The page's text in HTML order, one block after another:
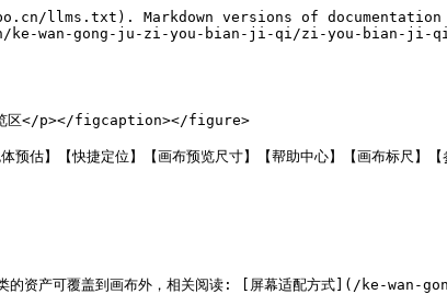
llms.txt). Markdown versions of documentation
ke-wan-gong-ju-zi-you-bian-ji-qi/zi-you-bian-ji-
区</p></figcaption></figure>
估】【快捷定位】【画布预览尺寸】【帮助中心】【画布标尺】
图之类的资产可覆盖到画布外，相关阅读: [屏幕适配方式